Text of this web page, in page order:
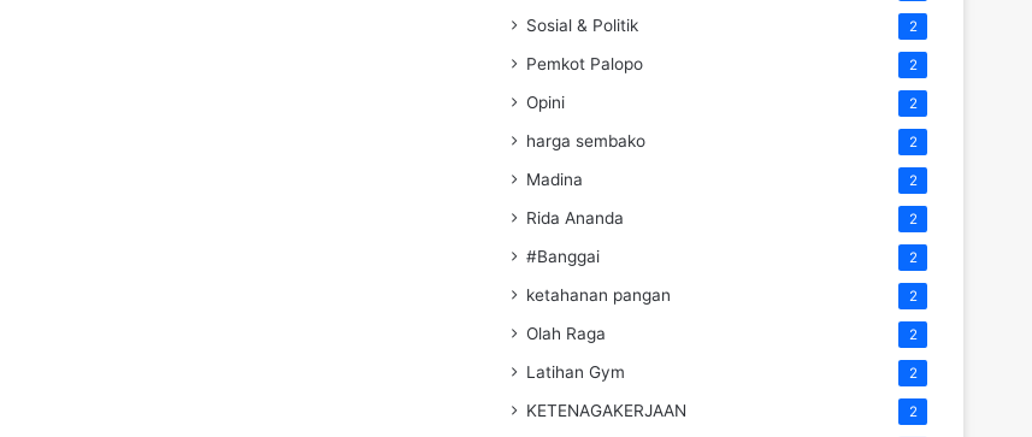
Sosial & Politik 2
Pemkot Palopo 2
Opini 2
harga sembako 2
Madina 2
Rida Ananda 2
#Banggai 2
ketahanan pangan 2
Olah Raga 2
Latihan Gym 2
KETENAGAKERJAAN 2